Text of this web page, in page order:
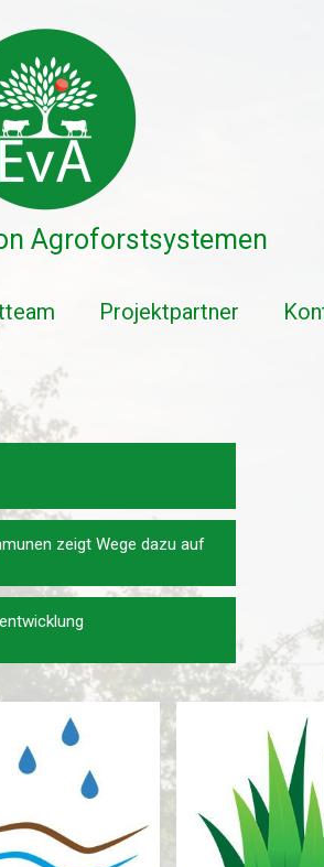
Agroforstsystemen
Projektpartner
zeigt Wege dazu auf